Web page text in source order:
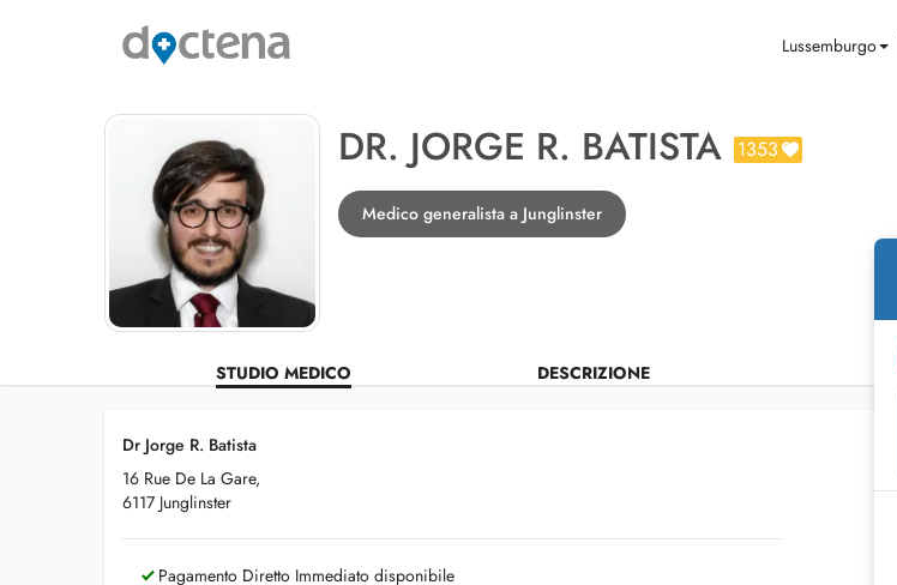
Lussemburgo
DR. JORGE R. BATISTA 1353
Medico generalista a Junglinster
STUDIO MEDICO DESCRIZIONE
Dr Jorge R. Batista
16 Rue De La Gare,
6117 Junglinster
Pagamento Diretto Immediato disponibile